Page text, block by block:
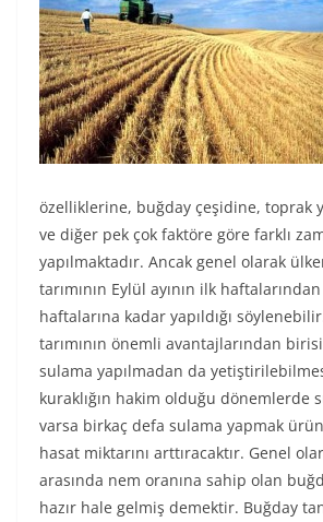
özelliklerine, buğday çeşidine, toprak
ve diğer pek çok faktöre göre farklı
yapılmaktadır. Ancak genel olarak
tarımının Eylül ayının ilk
haftalarına kadar yapıldığı
tarımının önemli avantajlarından
sulama yapılmadan da
kuraklığın hakim olduğu dönemlerde
varsa birkaç defa sulama yapmak
hasat miktarını arttıracaktır. Genel
arasında nem oranına sahip olan
hazır hale gelmiş demektir. Buğday